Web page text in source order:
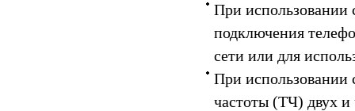
При использовании
подключения
сети или для
При использовании
частоты (ТЧ) двух и